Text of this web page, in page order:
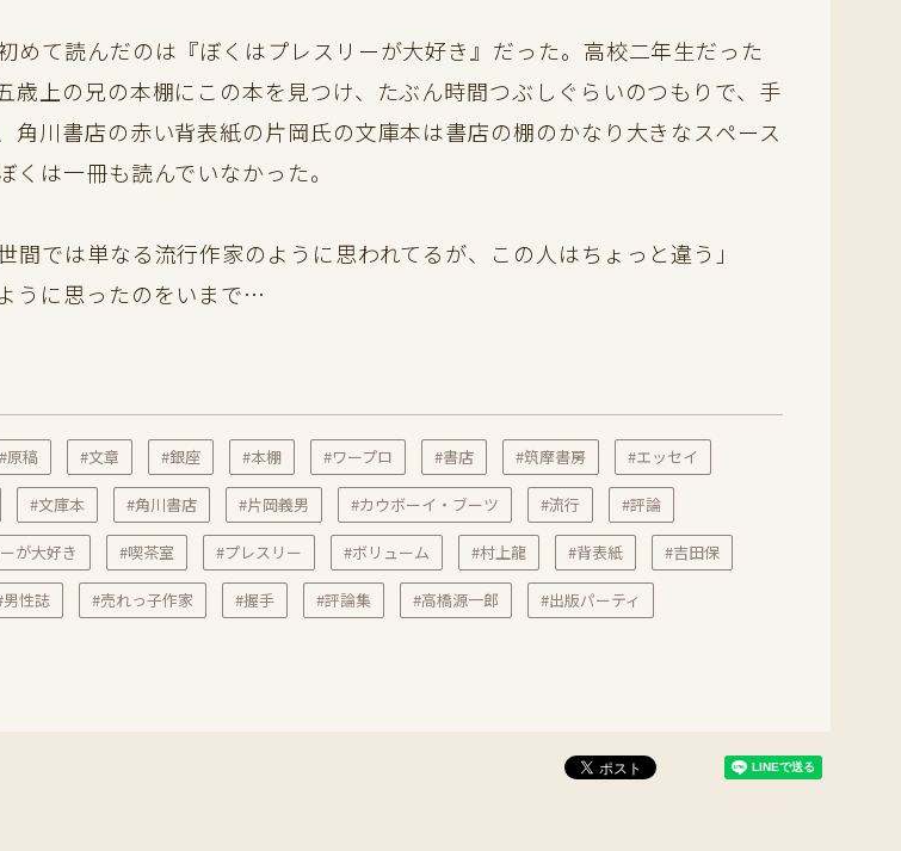
めて読んだのは『ぼくはプレスリーが大好き』だった。高校二年生だった
歳上の兄の本棚にこの本を見つけ、たぶん時間つぶしぐらいのつもりで、手
角川書店の赤い背表紙の片岡氏の文庫本は書店の棚のかなり大きなスペース
くは一冊も読んでいなかった。
間では単なる流行作家のように思われてるが、この人はちょっと違う」
うに思ったのをいまで…
#原稿 #文章 #銀座 #本棚 #ワープロ #書店 #筑摩書房 #エッセイ
#文庫本 #角川書店 #片岡義男 #カウボーイ・ブーツ #流行 #評論
が大好き #喫茶室 #プレスリー #ボリューム #村上龍 #背表紙 #吉田保
男性誌 #売れっ子作家 #握手 #評論集 #高橋源一郎 #出版パーティ